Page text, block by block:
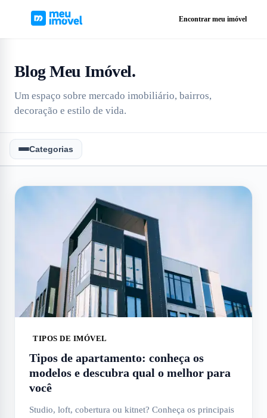
Encontrar meu imóvel
Blog Meu Imóvel.
Um espaço sobre mercado imobiliário, bairros,
decoração e estilo de vida.
Categorias
TIPOS DE IMÓVEL
Tipos de apartamento: conheça os
modelos e descubra qual o melhor para
você
Studio, loft, cobertura ou kitnet? Conheça os principais